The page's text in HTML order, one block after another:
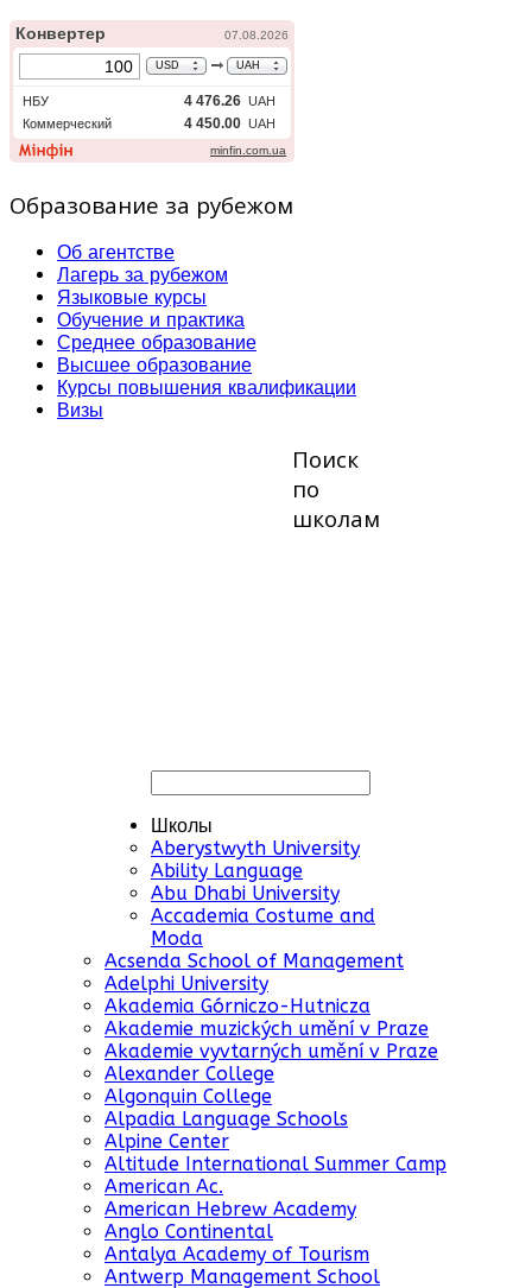
Образование за рубежом
Об агентстве
Лагерь за рубежом
Языковые курсы
Обучение и практика
Среднее образование
Высшее образование
Курсы повышения квалификации
Визы
Поиск
по
школам
Школы
Aberystwyth University
Ability Language
Abu Dhabi University
Accademia Costume and
Moda
Acsenda School of Management
Adelphi University
Akademia Górniczo-Hutnicza
Akademie muzických umění v Praze
Akademie vyvtarných umění v Praze
Alexander College
Algonquin College
Alpadia Language Schools
Alpine Center
Altitude International Summer Camp
American Ac.
American Hebrew Academy
Anglo Continental
Antalya Academy of Tourism
Antwerp Management School